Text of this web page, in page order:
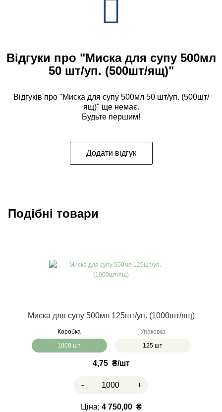
Відгуки про "Миска для супу 500мл
50 шт/уп. (500шт/ящ)"
Відгуків про "Миска для супу 500мл 50 шт/уп. (500шт/
ящ)" ще немає.
Будьте першим!
Додати відгук
Подібні товари
Миска для супу 500мл 125шт/уп. (1000шт/ящ)
Коробка
1000 шт
Упаковка
125 шт
4,75 ₴
- +
Ціна: 4 750,00 ₴